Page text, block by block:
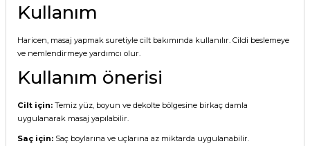
Kullanım
Haricen, masaj yapmak suretiyle cilt bakımında kullanılır. Cildi beslemeye
ve nemlendirmeye yardımcı olur.
Kullanım önerisi
Cilt için: Temiz yüz, boyun ve dekolte bölgesine birkaç damla
uygulanarak masaj yapılabilir.
Saç için: Saç boylarına ve uçlarına az miktarda uygulanabilir.